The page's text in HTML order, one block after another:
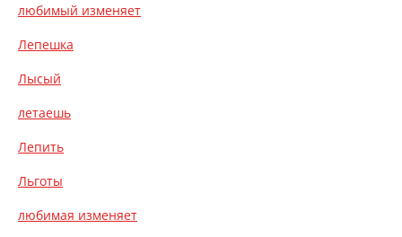
любимый изменяет
Лепешка
Лысый
летаешь
Лепить
Льготы
любимая изменяет